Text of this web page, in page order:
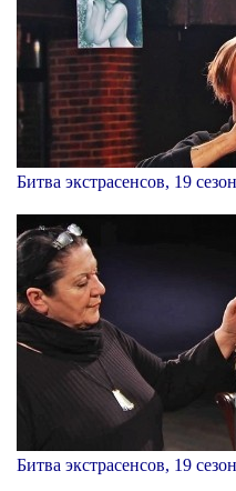
Битва экстрасенсов, 19
Битва экстрасенсов, 19